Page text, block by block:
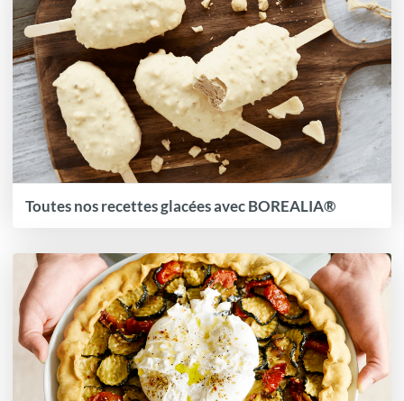
Toutes nos recettes glacées avec BOREALIA®